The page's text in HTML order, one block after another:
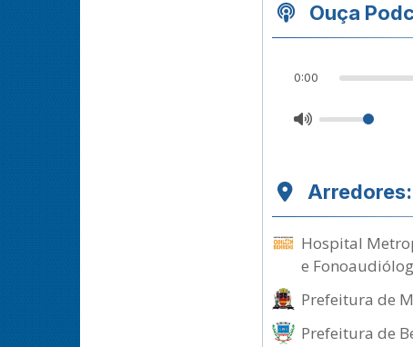
Ouça
0:00
Arredores:
Hospital
e
Prefeitura de
Prefeitura de